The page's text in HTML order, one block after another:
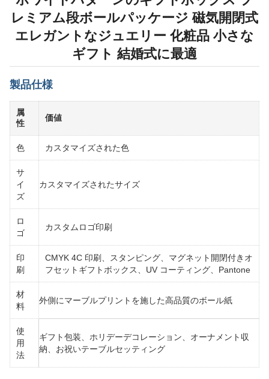
レミアム段ボールパッケージ 磁気開閉式
エレガントなジュエリー 化粧品 小さな
ギフト 結婚式に最適
製品仕様
属
性
価値
色 カスタマイズされた色
サ
イ
ズ
カスタマイズされたサイズ
ロ
ゴ
カスタムロゴ印刷
印
刷
CMYK 4C 印刷、スタンピング、マグネット開閉付きオ
フセットギフトボックス、UV コーティング、Pantone
材
料
外側にマーブルプリントを施した高品質のボール紙
使
用
法
ギフト包装、ホリデーデコレーション、オーナメント収
納、お祝いテーブルセッティング